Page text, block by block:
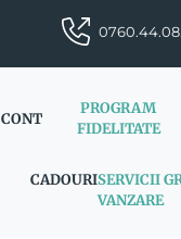
CONT
PROGRAM
FIDELITATE
CADOURISERVICII
VANZARE